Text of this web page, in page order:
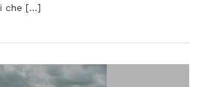
che […]